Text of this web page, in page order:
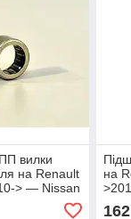
вилки
на Renault
> — Nissan
00QAA
на
162